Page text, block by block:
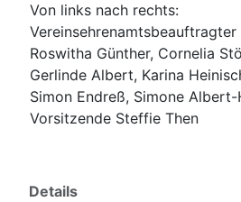
Von links nach rechts:
Vereinsehrenamtsbeauftragter
Roswitha Günther, Cornelia
Gerlinde Albert, Karina
Simon Endreß, Simone Albert-
Vorsitzende Steffie Then
Details